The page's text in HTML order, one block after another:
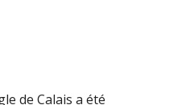
de Calais a été